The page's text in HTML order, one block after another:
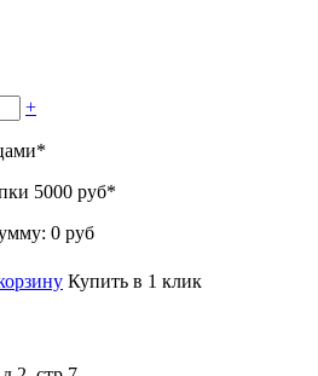
+
*
5000 руб*
0 руб
Купить в 1 клик